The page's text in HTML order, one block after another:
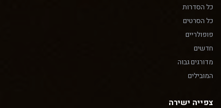
כל הסדרות
כל הסרטים
פופולריים
חדשים
מדורגים גבוה
המובילים
צפייה ישירה